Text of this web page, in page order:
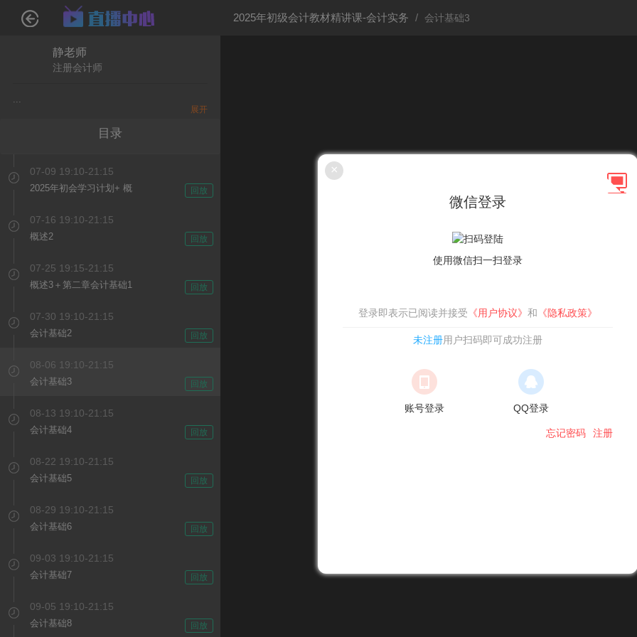
2025年初级会计教材精讲课-会计实务 会计基础3
静老师
注册会计师
...
展开
目录
07-09 19:10-21:15
2025年初会学习计划+ 概
回放
07-16 19:10-21:15
概述2 回放
07-25 19:15-21:15
概述3＋第二章会计基础1 回放
07-30 19:10-21:15
会计基础2 回放
08-06 19:10-21:15
会计基础3 回放
08-13 19:10-21:15
会计基础4 回放
08-22 19:10-21:15
会计基础5 回放
08-29 19:10-21:15
会计基础6 回放
09-03 19:10-21:15
会计基础7 回放
09-05 19:10-21:15
会计基础8 回放
×
微信登录
使用微信扫一扫登录
登录即表示已阅读并接受 《用户协议》 和 《隐私政策》
未注册用户扫码即可成功注册
账号登录 QQ登录
注册
忘记密码